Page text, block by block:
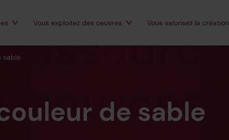
Vous exploitezdes oeuvres
Autres exploitants
Vous valorisez la création
sable
de sable